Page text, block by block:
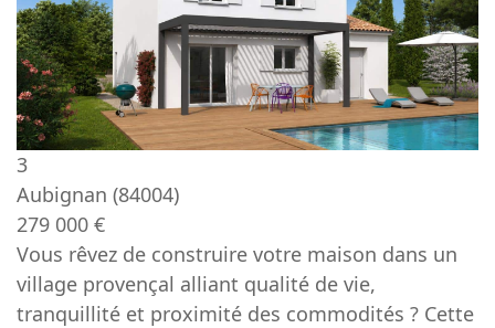
3
Aubignan (84004)
279 000 €
Vous rêvez de construire votre maison dans un
village provençal alliant qualité de vie,
tranquillité et proximité des commodités ? Cette